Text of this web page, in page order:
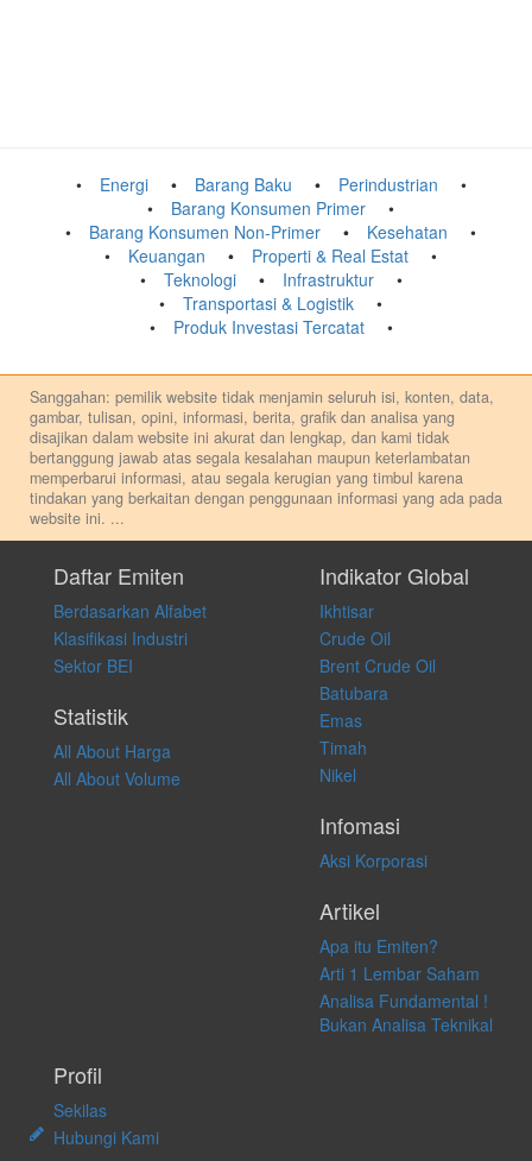
Energi Barang Baku
Perindustrian
Barang Konsumen Primer
Barang Konsumen Non-Primer
Kesehatan
Keuangan
Properti & Real Estat
Teknologi
Infrastruktur
Transportasi & Logistik
Produk Investasi Tercatat
Sanggahan: pemilik website tidak menjamin seluruh isi, konten, data,
gambar, tulisan, opini, informasi, berita, grafik dan analisa yang
disajikan dalam website ini akurat dan lengkap, dan kami tidak
bertanggung jawab atas segala kesalahan maupun keterlambatan
memperbarui informasi, atau segala kerugian yang timbul karena
tindakan yang berkaitan dengan penggunaan informasi yang ada pada
website ini. ...
pribadi. Kami tidak memberi anjuran, saran, rekomendasi untuk
membeli, menjual atau melakukan aktivitas lain yang terkait dengan
transaksi perdagangan apapun, dan kami tidak bertanggung jawab
atas keputusan investasi yang dilakukan dalam kondisi dan situasi
apapun juga, yang diakibatkan secara langsung maupun tidak
langsung atas konten pada website ini.
Daftar Emiten
Berdasarkan Alfabet
Klasifikasi Industri
Sektor BEI
Statistik
All About Harga
All About Volume
Indikator Global
Ikhtisar
Crude Oil
Brent Crude Oil
Batubara
Emas
Timah
Nikel
Infomasi
Aksi Korporasi
Artikel
Apa itu Emiten?
Arti 1 Lembar Saham
Analisa Fundamental !
Bukan Analisa Teknikal
Profil
Sekilas
Hubungi Kami